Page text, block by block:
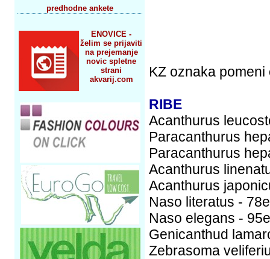
predhodne ankete
ENOVICE -
želim se prijaviti
na prejemanje
novic spletne
strani
akvarij.com
KZ oznaka
RIBE
Acanthurus
Paracanthurus
Paracanthurus
Acanthurus
Acanthurus
Naso literatus -
Naso elegans -
Genicanthud
Zebrasoma